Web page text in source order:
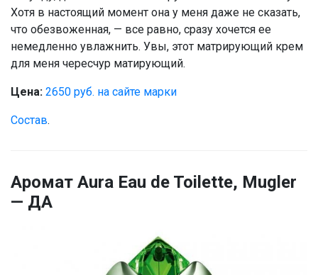
Хотя в настоящий момент она у меня даже не сказать,
что обезвоженная, — все равно, сразу хочется ее
немедленно увлажнить. Увы, этот матрирующий крем
для меня чересчур матирующий.
Цена: 2650 руб. на сайте марки
Состав.
Аромат Aura Eau de Toilette, Mugler
— ДА